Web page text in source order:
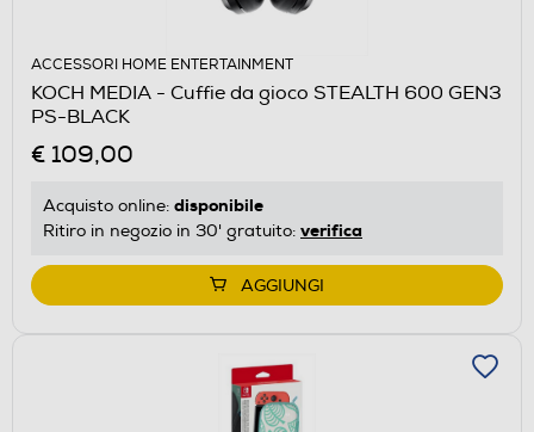
ACCESSORI HOME ENTERTAINMENT
KOCH MEDIA - Cuffie da gioco STEALTH 600 GEN3
PS-BLACK
€ 109,00
Acquisto online: disponibile
Ritiro in negozio in 30' gratuito: verifica
AGGIUNGI